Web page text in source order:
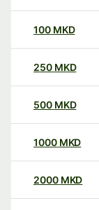
100 MKD
250 MKD
500 MKD
1000 MKD
2000 MKD